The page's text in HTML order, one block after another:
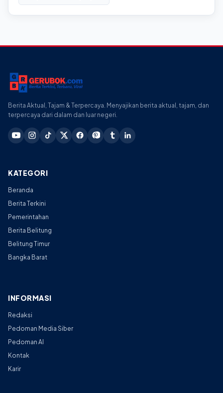
Berita Aktual, Tajam & Terpercaya. Menyajikan berita aktual, tajam, dan
terpercaya dari dalam dan luar negeri.
KATEGORI
Beranda
Berita Terkini
Pemerintahan
Berita Belitung
Belitung Timur
Bangka Barat
INFORMASI
Redaksi
Pedoman Media Siber
Pedoman AI
Kontak
Karir